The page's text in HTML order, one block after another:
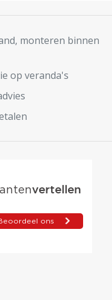
monteren binnen
op veranda's